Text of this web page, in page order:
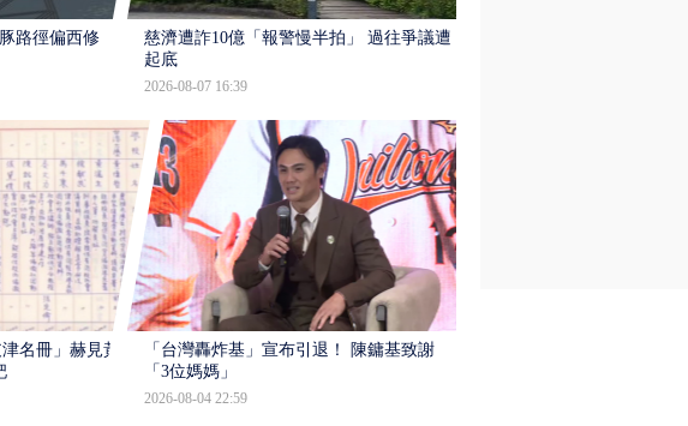
路徑偏西修
慈濟遭詐10億「報警慢半拍」 過往爭議遭
起底
2026-08-07 16:39
名冊」赫見黃
「台灣轟炸基」宣布引退！ 陳鏞基致謝
「3位媽媽」
2026-08-04 22:59